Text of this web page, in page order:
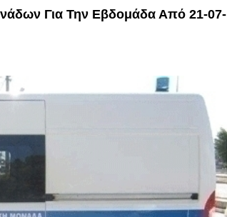
Για Την Εβδομάδα Από 21-07-